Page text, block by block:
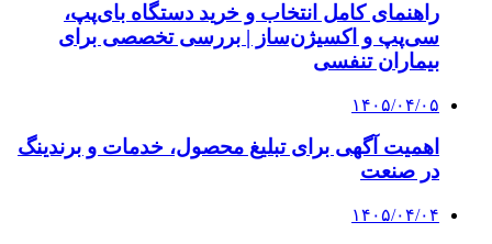
راهنمای کامل انتخاب و خرید دستگاه بای‌پپ،
سی‌پپ و اکسیژن‌ساز | بررسی تخصصی برای
بیماران تنفسی
۱۴۰۵/۰۴/۰۵
اهمیت آگهی برای تبلیغ محصول، خدمات و برندینگ
در صنعت
۱۴۰۵/۰۴/۰۴